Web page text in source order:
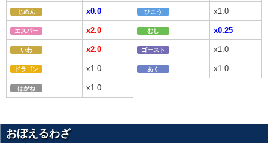
じめん x0.0 ひこう x1.0
エスパー x2.0 むし x0.25
いわ x2.0 ゴースト x1.0
ドラゴン x1.0 あく x1.0
はがね x1.0
おぼえるわざ